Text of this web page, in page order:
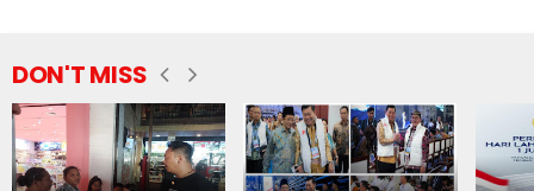
DON'T MISS